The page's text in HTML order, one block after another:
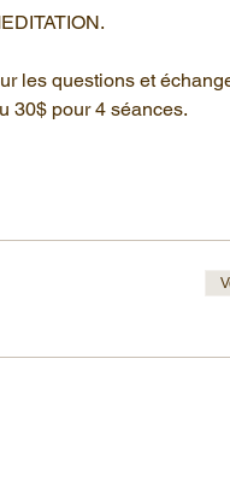
les questions et
30$ pour 4 séances.